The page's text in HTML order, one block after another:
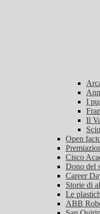
I
Il
Open
Cisco
Dono del
Career
Storie di
Le
ABB